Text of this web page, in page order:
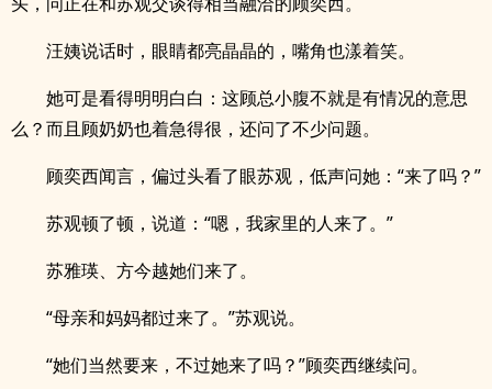
汪姨说话时，眼睛都亮晶晶的，嘴角也漾着笑。
她可是看得明明白白：这顾总小腹不就是有情况的意思
么？而且顾奶奶也着急得很，还问了不少问题。
顾奕西闻言，偏过头看了眼苏观，低声问她：“来了吗？”
苏观顿了顿，说道：“嗯，我家里的人来了。”
苏雅瑛、方今越她们来了。
“母亲和妈妈都过来了。”苏观说。
“她们当然要来，不过她来了吗？”顾奕西继续问。